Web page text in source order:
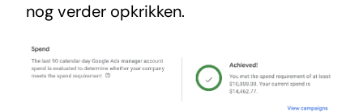
nog verder opkrikken.